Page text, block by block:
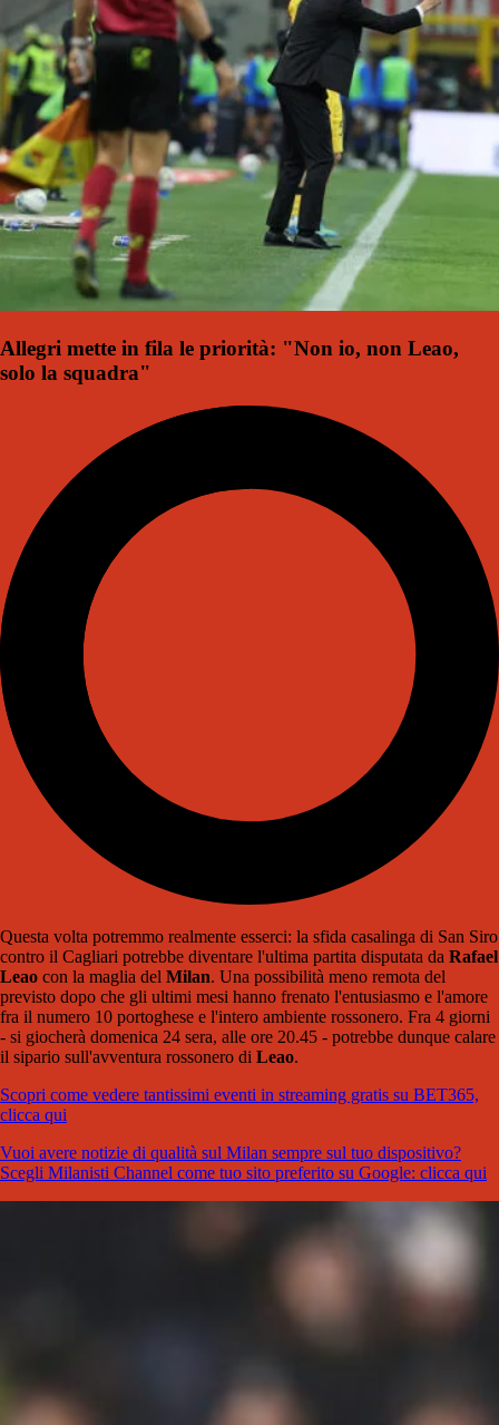
Allegri mette in fila le priorità: "Non io, non Leao,
solo la squadra"
Questa volta potremmo realmente esserci: la sfida casalinga di San Siro
contro il Cagliari potrebbe diventare l'ultima partita disputata da Rafael
Leao con la maglia del Milan. Una possibilità meno remota del
previsto dopo che gli ultimi mesi hanno frenato l'entusiasmo e l'amore
fra il numero 10 portoghese e l'intero ambiente rossonero. Fra 4 giorni
- si giocherà domenica 24 sera, alle ore 20.45 - potrebbe dunque calare
il sipario sull'avventura rossonero di Leao.
Scopri come vedere tantissimi eventi in streaming gratis su BET365,
clicca qui
Vuoi avere notizie di qualità sul Milan sempre sul tuo dispositivo?
Scegli Milanisti Channel come tuo sito preferito su Google: clicca qui